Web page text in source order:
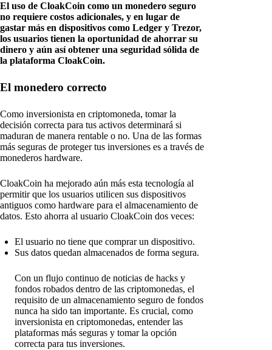
El uso de CloakCoin como un monedero seguro
no requiere costos adicionales, y en lugar de
gastar más en dispositivos como Ledger y Trezor,
los usuarios tienen la oportunidad de ahorrar su
dinero y aún así obtener una seguridad sólida de
la plataforma CloakCoin.
El monedero correcto
Como inversionista en criptomoneda, tomar la
decisión correcta para tus activos determinará si
maduran de manera rentable o no. Una de las formas
más seguras de proteger tus inversiones es a través de
monederos hardware.
CloakCoin ha mejorado aún más esta tecnología al
permitir que los usuarios utilicen sus dispositivos
antiguos como hardware para el almacenamiento de
datos. Esto ahorra al usuario CloakCoin dos veces:
El usuario no tiene que comprar un dispositivo.
Sus datos quedan almacenados de forma segura.
Con un flujo continuo de noticias de hacks y
fondos robados dentro de las criptomonedas, el
requisito de un almacenamiento seguro de fondos
nunca ha sido tan importante. Es crucial, como
inversionista en criptomonedas, entender las
plataformas más seguras y tomar la opción
correcta para tus inversiones.